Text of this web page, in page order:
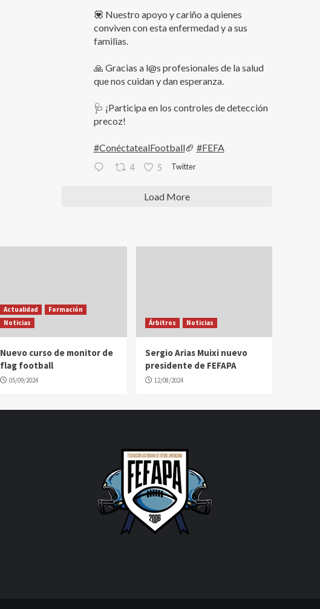
💟 Nuestro apoyo y cariño a quienes
conviven con esta enfermedad y a sus
familias.
🙏 Gracias a l@s profesionales de la salud
que nos cuidan y dan esperanza.
🩺 ¡Participa en los controles de detección
precoz!
#ConéctatealFootball🏈 #FEFA
4 5 Twitter
Load More
Actualidad
Formación
Noticias
Nuevo curso de monitor de
flag football
05/09/2024
Árbitros Noticias
Sergio Arias Muixi nuevo
presidente de FEFAPA
12/08/2024